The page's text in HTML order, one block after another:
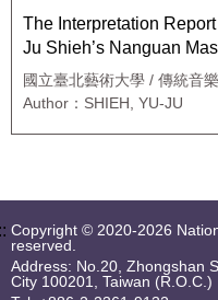
The Interpretation
Ju Shieh’s Nanguan
Graduation Concert
國立臺北藝術大學 / 傳統音樂
士班
Author：SHIEH, YU-JU
Copyright © 2020-2026
reserved.
Address: No.20, Zhongshan
City 100201, Taiwan (R.O.C.)